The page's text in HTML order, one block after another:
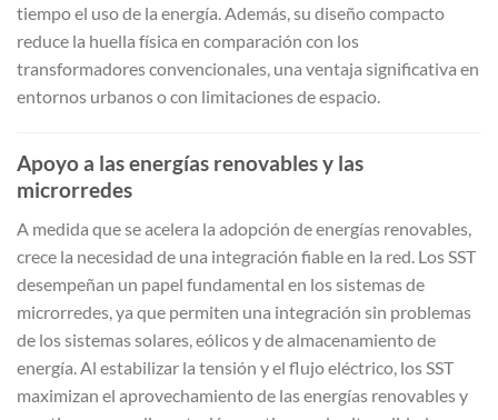
tiempo el uso de la energía. Además, su diseño compacto
reduce la huella física en comparación con los
transformadores convencionales, una ventaja significativa en
entornos urbanos o con limitaciones de espacio.
Apoyo a las energías renovables y las
microrredes
A medida que se acelera la adopción de energías renovables,
crece la necesidad de una integración fiable en la red. Los SST
desempeñan un papel fundamental en los sistemas de
microrredes, ya que permiten una integración sin problemas
de los sistemas solares, eólicos y de almacenamiento de
energía. Al estabilizar la tensión y el flujo eléctrico, los SST
maximizan el aprovechamiento de las energías renovables y